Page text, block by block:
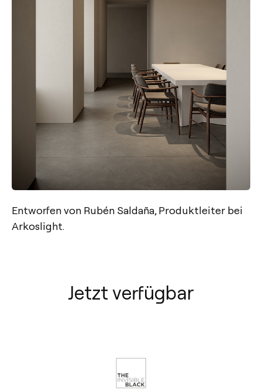
Entworfen von Rubén Saldaña, Produktleiter bei
Arkoslight.
Jetzt verfügbar